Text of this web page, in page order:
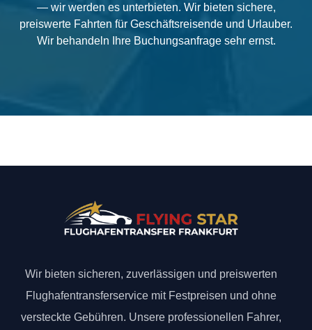
— wir werden es unterbieten. Wir bieten sichere,
preiswerte Fahrten für Geschäftsreisende und Urlauber.
Wir behandeln Ihre Buchungsanfrage sehr ernst.
Wir bieten sicheren, zuverlässigen und preiswerten
Flughafentransferservice mit Festpreisen und ohne
versteckte Gebühren. Unsere professionellen Fahrer,